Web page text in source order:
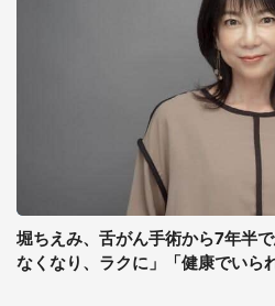
堀ちえみ、舌がん手術から7年半
なくなり、ラクに」「健康でいら